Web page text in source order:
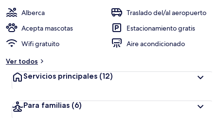
Alberca
Traslado del/al aeropuerto
Acepta mascotas
Estacionamiento gratis
Wifi gratuito
Aire acondicionado
Ver todos
Servicios principales (12)
Para familias (6)